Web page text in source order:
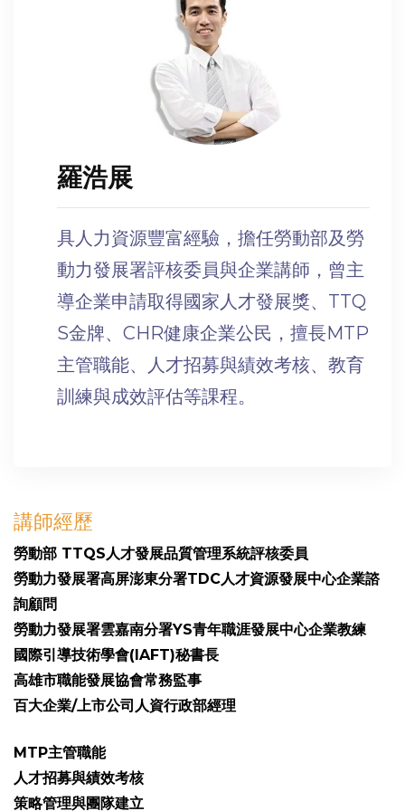
羅浩展
具人力資源豐富經驗，擔任勞動部及勞
動力發展署評核委員與企業講師，曾主
導企業申請取得國家人才發展獎、TTQ
S金牌、CHR健康企業公民，擅長MTP
主管職能、人才招募與績效考核、教育
訓練與成效評估等課程。
講師經歷
勞動部 TTQS人才發展品質管理系統評核委員
勞動力發展署高屏澎東分署TDC人才資源發展中心企業諮
詢顧問
勞動力發展署雲嘉南分署YS青年職涯發展中心企業教練
國際引導技術學會(IAFT)秘書長
高雄市職能發展協會常務監事
百大企業/上市公司人資行政部經理
MTP主管職能
人才招募與績效考核
策略管理與團隊建立